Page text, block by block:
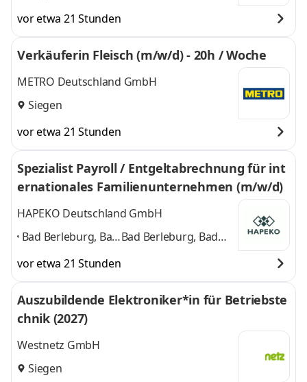
vor etwa 21 Stunden
Verkäuferin Fleisch (m/w/d) - 20h / Woche
METRO Deutschland GmbH
Siegen
vor etwa 21 Stunden
Spezialist Payroll / Entgeltabrechnung für int
ernationales Familienunternehmen (m/w/d)
HAPEKO Deutschland GmbH
Bad Berleburg, Bad
Erndtebrück,
Netphen,
Schmallenberg,
Winterberg,
Bad Berleburg, Bad
Schmallenberg,
Winterberg, Siegen
vor etwa 21 Stunden
Auszubildende Elektroniker*in für Betriebste
chnik (2027)
Westnetz GmbH
Siegen